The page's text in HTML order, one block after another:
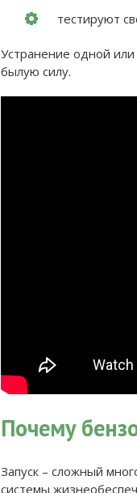
тестируют
Устранение одной
былую силу.
Почему
Запуск – сложный
системы